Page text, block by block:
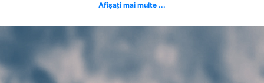
Afișați mai multe ...